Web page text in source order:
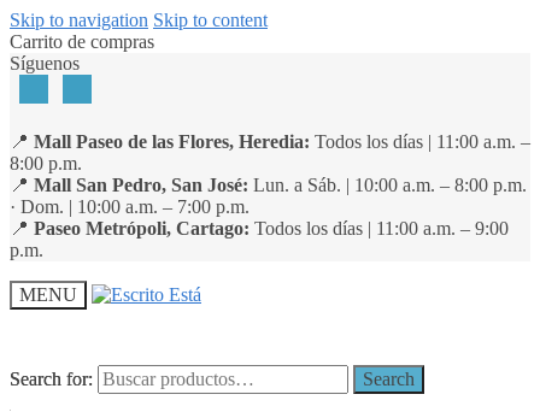
Skip to navigation Skip to content
Carrito de compras
Síguenos
📍 Mall Paseo de las Flores, Heredia: Todos los días | 11:00 a.m. –
8:00 p.m.
📍 Mall San Pedro, San José: Lun. a Sáb. | 10:00 a.m. – 8:00 p.m.
· Dom. | 10:00 a.m. – 7:00 p.m.
📍 Paseo Metrópoli, Cartago: Todos los días | 11:00 a.m. – 9:00
p.m.
MENU
Search for: Search
Search for: Search